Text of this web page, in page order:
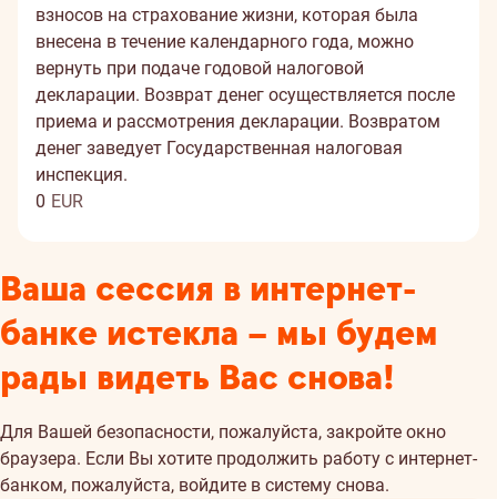
взносов на страхование жизни, которая была
внесена в течение календарного года, можно
вернуть при подаче годовой налоговой
декларации. Возврат денег осуществляется после
приема и рассмотрения декларации. Возвратом
денег заведует Государственная налоговая
инспекция.
0 EUR
Ваша сессия в интернет-
банке истекла – мы будем
рады видеть Вас снова!
Для Вашей безопасности, пожалуйста, закройте окно
браузера. Если Вы хотите продолжить работу с интернет-
банком, пожалуйста, войдите в систему снова.